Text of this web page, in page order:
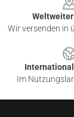
Weltweiter
Wir versenden in
Im